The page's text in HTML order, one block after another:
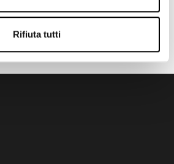
Rifiuta tutti
UN OPERAIO E’ MORTO